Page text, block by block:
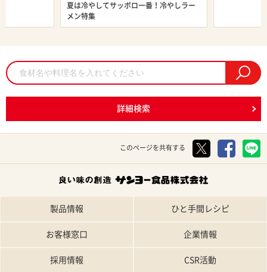
夏は冷やしてサッポロ一番！冷やしラー
メン特集
詳細検索
このページを共有する
製品情報 ひと手間レシピ
お客様窓口 企業情報
採用情報 CSR活動